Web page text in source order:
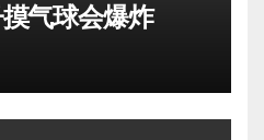
气球会爆炸